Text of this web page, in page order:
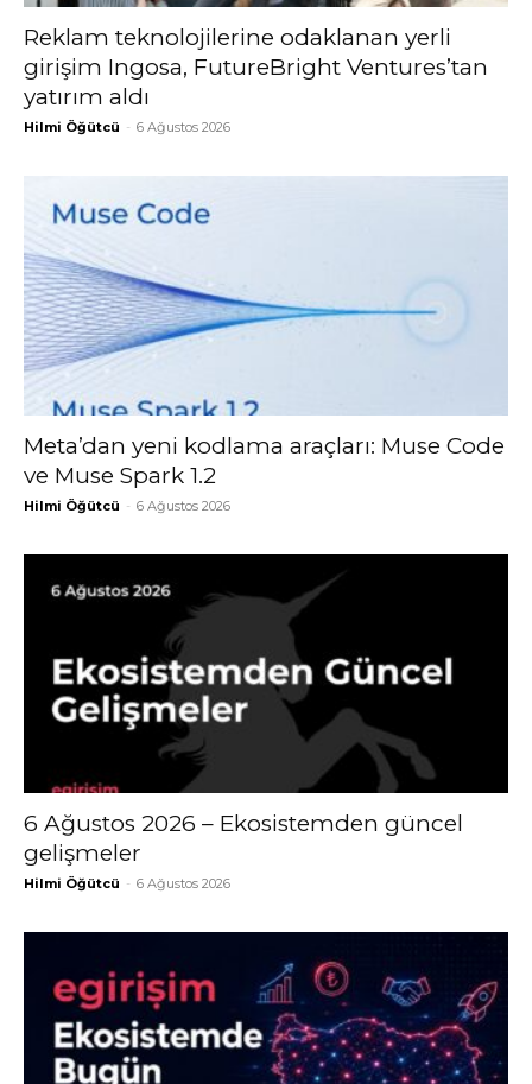
Reklam teknolojilerine odaklanan yerli
girişim Ingosa, FutureBright Ventures’tan
yatırım aldı
Hilmi Öğütcü - 6 Ağustos 2026
Meta’dan yeni kodlama araçları: Muse Code
ve Muse Spark 1.2
Hilmi Öğütcü - 6 Ağustos 2026
6 Ağustos 2026 – Ekosistemden güncel
gelişmeler
Hilmi Öğütcü - 6 Ağustos 2026